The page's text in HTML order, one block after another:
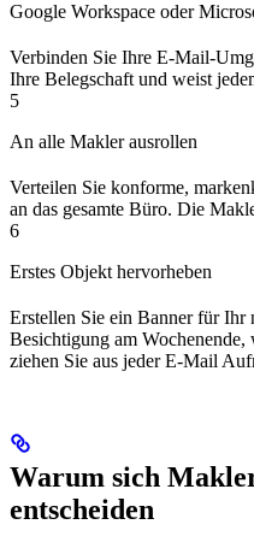
Google Workspace oder
Verbinden Sie Ihre E-Mail-
Ihre Belegschaft und weist
5
An alle Makler ausrollen
Verteilen Sie konforme,
an das gesamte Büro. Die
6
Erstes Objekt hervorheben
Erstellen Sie ein Banner für Ihr
Besichtigung am Wochenende,
ziehen Sie aus jeder E-Mail
Warum sich
entscheiden